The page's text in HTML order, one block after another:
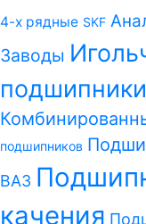
4-х рядные SKF
Заводы
подшипники
подшипников
ВАЗ
качения